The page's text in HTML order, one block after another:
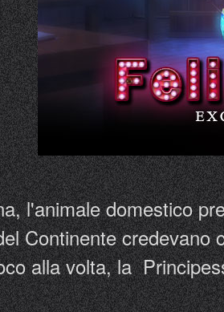
l'animale domestico
Continente
alla volta, la